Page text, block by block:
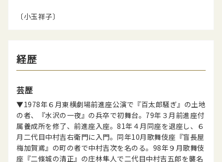
〔小玉祥子〕
経歴
芸歴
▼1978年６月東横劇場前進座公演で『百太郎騒ぎ』の土地
の者、『水沢の一夜』の兵卒で初舞台。79年３月前進座付
属養成所を修了、前進座入座。81年４月同座を退座し、６
月二代目中村吉右衛門に入門。同年10月歌舞伎座『盲長屋
梅加賀鳶』の町の者で中村吉次を名のる。98年９月歌舞伎
座『二條城の清正』の庄林隼人で二代目中村吉五郎を襲名